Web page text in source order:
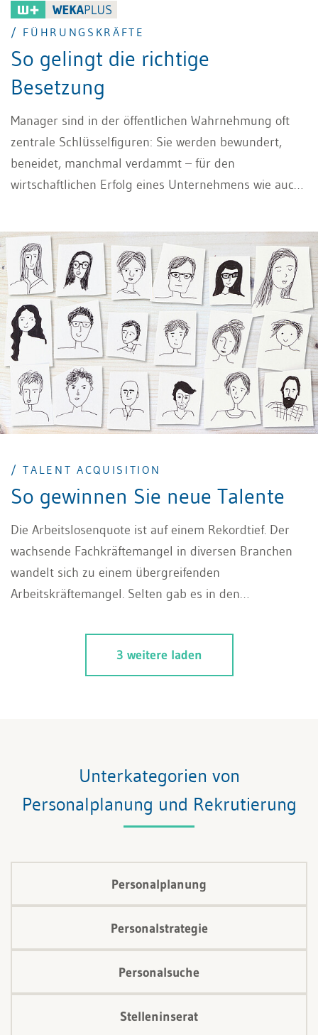
/ FÜHRUNGSKRÄFTE
So gelingt die richtige
Besetzung
Manager sind in der öffentlichen Wahrnehmung oft
zentrale Schlüsselfiguren: Sie werden bewundert,
beneidet, manchmal verdammt – für den
wirtschaftlichen Erfolg eines Unternehmens wie auch
ausgehen (Howard, 2007): «Selection matters. Leader
selection matters much more», auf Deutsch:
«Mitarbeiterauswahl ist wichtig, die Auswahl von
Führungskräfte ist noch viel wichtiger», besagt, dass
die richtige Person im Management entscheidend ist.
/ TALENT ACQUISITION
So gewinnen Sie neue Talente
Die Arbeitslosenquote ist auf einem Rekordtief. Der
wachsende Fachkräftemangel in diversen Branchen
wandelt sich zu einem übergreifenden
Arbeitskräftemangel. Selten gab es in den
Das Besetzen von Stellen wird immer schwieriger. Für
HR-Abteilungen vieler Unternehmen stellt der
aktuelle Arbeitsmarkt eine Herausforderung dar. Mit
3 weitere laden
Unterkategorien von
Personalplanung und Rekrutierung
Personalplanung
Personalstrategie
Personalsuche
Stelleninserat